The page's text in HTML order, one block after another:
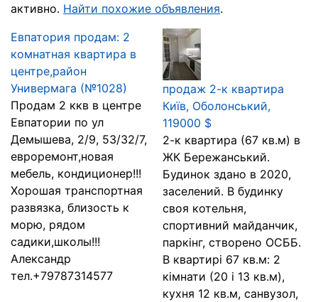
активно. Найти похожие объявления.
Евпатория продам: 2
комнатная квартира в
центре,район
Универмага (№1028)
Продам 2 ккв в центре
Евпатории по ул
Демышева, 2/9, 53/32/7,
евроремонт,новая
мебель, кондиционер!!!
Хорошая транспортная
развязка, близость к
морю, рядом
садики,школы!!!
Александр
тел.+79787314577
продаж 2-к квартира
Київ, Оболонський,
119000 $
2-к квартира (67 кв.м) в
ЖК Бережанський.
Будинок здано в 2020,
заселений. В будинку
своя котельня,
спортивний майданчик,
паркінг, створено ОСББ.
В квартирі 67 кв.м: 2
кімнати (20 і 13 кв.м),
кухня 12 кв.м, санвузол,